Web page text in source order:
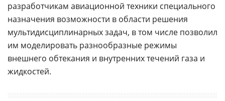
разработчикам авиационной техники специального
назначения возможности в области решения
мультидисциплинарных задач, в том числе позволил
им моделировать разнообразные режимы
внешнего обтекания и внутренних течений газа и
жидкостей.